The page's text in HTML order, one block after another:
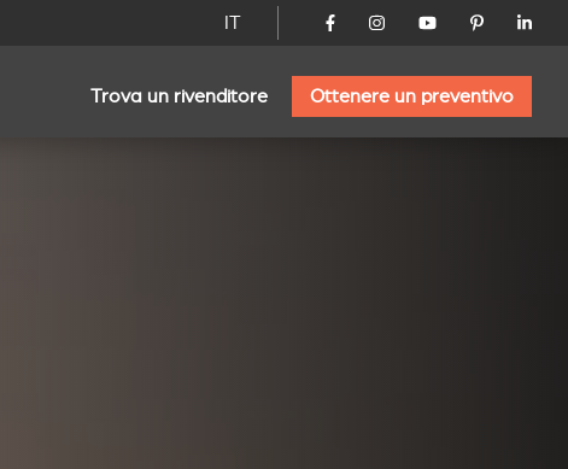
IT
Trova un rivenditore Ottenere un preventivo